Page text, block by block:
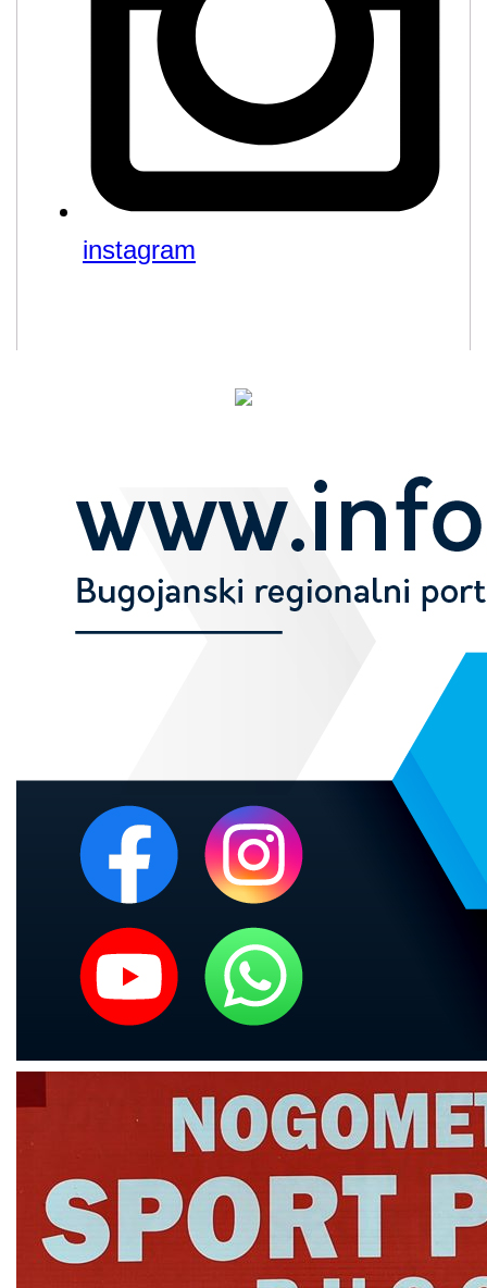
instagram